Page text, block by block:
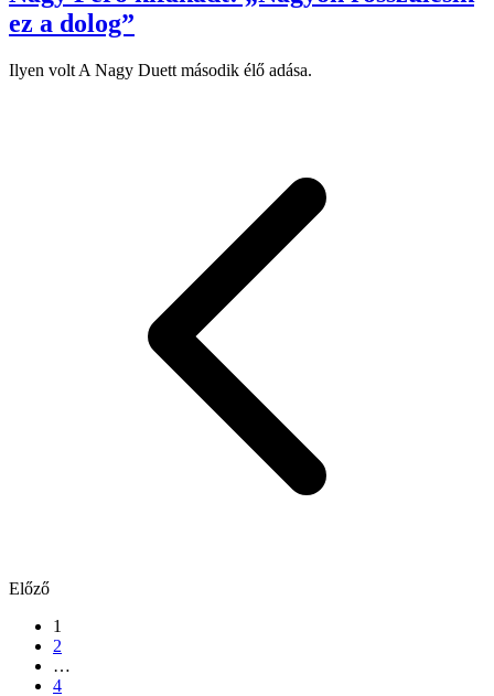
ez a dolog”
Ilyen volt A Nagy Duett második élő adása.
Előző
1
2
…
4